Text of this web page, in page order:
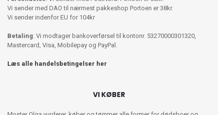
Vi sender med DAO til nærmest pakkeshop Portoen er 38kr.
Vi sender indenfor EU for 104kr
Betaling: Vi modtager bankoverførsel til kontonr. 53270000301320,
Mastercard, Visa, Mobilepay og PayPal.
Læs alle handelsbetingelser her
VI KØBER